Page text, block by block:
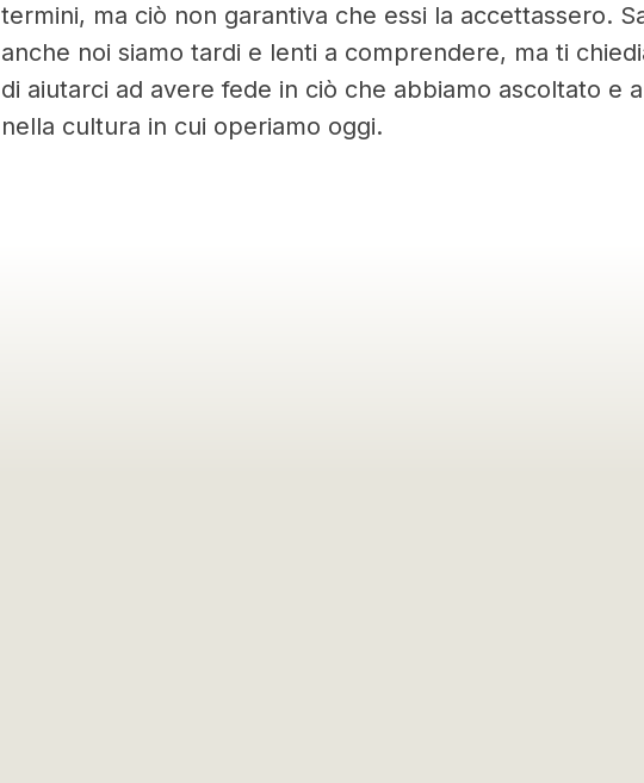
termini, ma ciò non garantiva che essi la accettassero.
anche noi siamo tardi e lenti a comprendere, ma ti
di aiutarci ad avere fede in ciò che abbiamo ascoltato e
nella cultura in cui operiamo oggi.